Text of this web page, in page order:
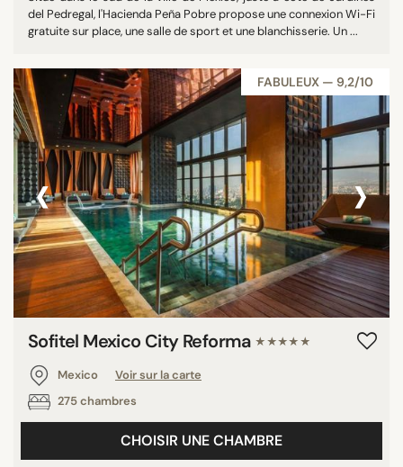
del Pedregal, l'Hacienda Peña Pobre propose une connexion Wi-Fi
gratuite sur place, une salle de sport et une blanchisserie. Un ...
FABULEUX — 9,2/10
‹ ›
Sofitel Mexico City Reforma ★★★★★
Mexico
Voir sur la carte
275 chambres
CHOISIR UNE CHAMBRE